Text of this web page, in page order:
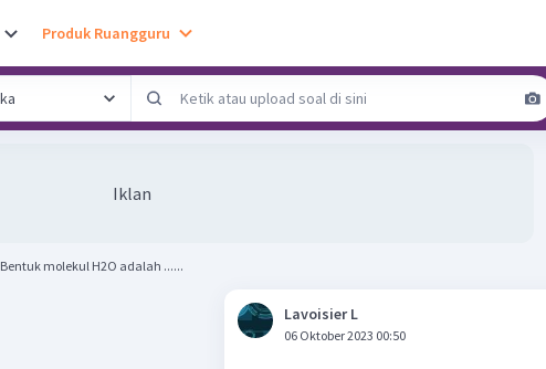
Produk Ruangguru
Iklan
Bentuk molekul H2O adalah ......
Lavoisier L
06 Oktober 2023 00:50